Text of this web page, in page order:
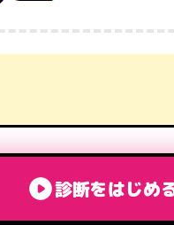
診断をはじめ